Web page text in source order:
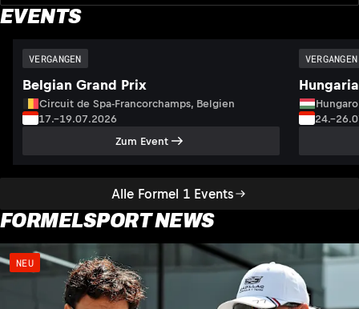
EVENTS
Alle Formel 1 Events
VERGANGEN
Belgian Grand Prix
Circuit de Spa-Francorchamps, Belgien
17.–19.07.2026
Zum Event
VERGANGEN
FORMELSPORT NEWS
NEU